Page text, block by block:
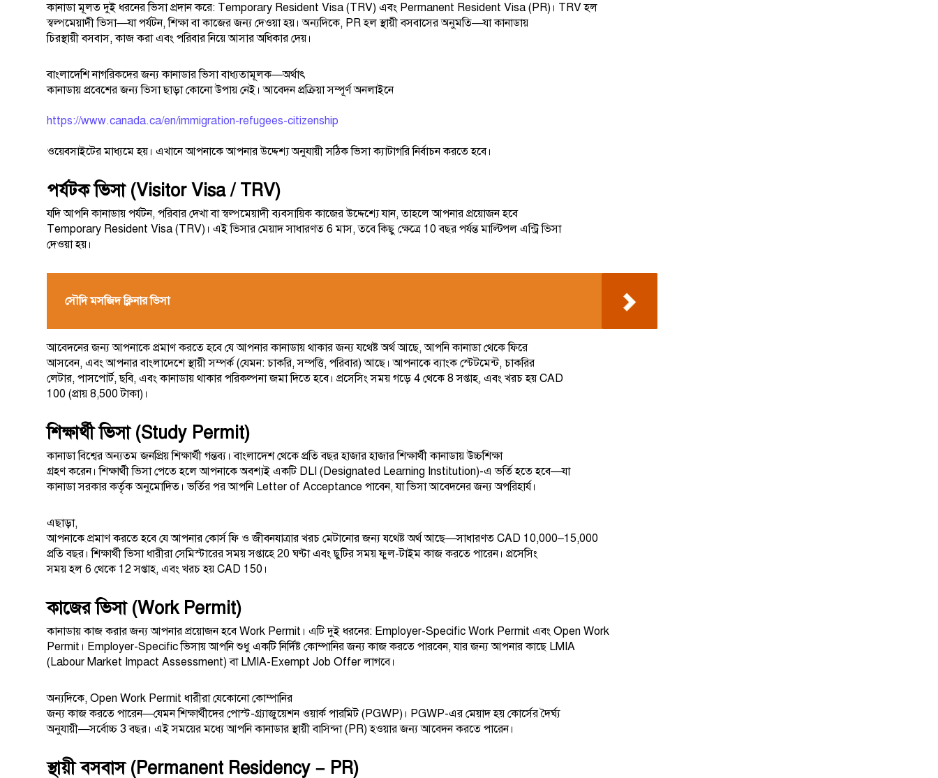
কানাডা মূলত দুই ধরনের ভিসা প্রদান করে: Temporary Resident Visa (TRV) এবং Permanent Resident Visa (PR)। TRV হল
স্বল্পমেয়াদী ভিসা—যা পর্যটন, শিক্ষা বা কাজের জন্য দেওয়া হয়। অন্যদিকে, PR হল স্থায়ী বসবাসের অনুমতি—যা কানাডায়
চিরস্থায়ী বসবাস, কাজ করা এবং পরিবার নিয়ে আসার অধিকার দেয়।
বাংলাদেশি নাগরিকদের জন্য কানাডার ভিসা বাধ্যতামূলক—অর্থাৎ
কানাডায় প্রবেশের জন্য ভিসা ছাড়া কোনো উপায় নেই। আবেদন প্রক্রিয়া সম্পূর্ণ অনলাইনে
https://www.canada.ca/en/immigration-refugees-citizenship
ওয়েবসাইটের মাধ্যমে হয়। এখানে আপনাকে আপনার উদ্দেশ্য অনুযায়ী সঠিক ভিসা ক্যাটাগরি নির্বাচন করতে হবে।
পর্যটক ভিসা (Visitor Visa / TRV)
যদি আপনি কানাডায় পর্যটন, পরিবার দেখা বা স্বল্পমেয়াদী ব্যবসায়িক কাজের উদ্দেশ্যে যান, তাহলে আপনার প্রয়োজন হবে
Temporary Resident Visa (TRV)। এই ভিসার মেয়াদ সাধারণত 6 মাস, তবে কিছু ক্ষেত্রে 10 বছর পর্যন্ত মাল্টিপল এন্ট্রি ভিসা
দেওয়া হয়।
সৌদি মসজিদ ক্লিনার ভিসা
আবেদনের জন্য আপনাকে প্রমাণ করতে হবে যে আপনার কানাডায় থাকার জন্য যথেষ্ট অর্থ আছে, আপনি কানাডা থেকে ফিরে
আসবেন, এবং আপনার বাংলাদেশে স্থায়ী সম্পর্ক (যেমন: চাকরি, সম্পত্তি, পরিবার) আছে। আপনাকে ব্যাংক স্টেটমেন্ট, চাকরির
লেটার, পাসপোর্ট, ছবি, এবং কানাডায় থাকার পরিকল্পনা জমা দিতে হবে। প্রসেসিং সময় গড়ে 4 থেকে 8 সপ্তাহ, এবং খরচ হয় CAD
100 (প্রায় 8,500 টাকা)।
শিক্ষার্থী ভিসা (Study Permit)
কানাডা বিশ্বের অন্যতম জনপ্রিয় শিক্ষার্থী গন্তব্য। বাংলাদেশ থেকে প্রতি বছর হাজার হাজার শিক্ষার্থী কানাডায় উচ্চশিক্ষা
গ্রহণ করেন। শিক্ষার্থী ভিসা পেতে হলে আপনাকে অবশ্যই একটি DLI (Designated Learning Institution)-এ ভর্তি হতে হবে—যা
কানাডা সরকার কর্তৃক অনুমোদিত। ভর্তির পর আপনি Letter of Acceptance পাবেন, যা ভিসা আবেদনের জন্য অপরিহার্য।
এছাড়া,
আপনাকে প্রমাণ করতে হবে যে আপনার কোর্স ফি ও জীবনযাত্রার খরচ মেটানোর জন্য যথেষ্ট অর্থ আছে—সাধারণত CAD 10,000–15,000
প্রতি বছর। শিক্ষার্থী ভিসা ধারীরা সেমিস্টারের সময় সপ্তাহে 20 ঘণ্টা এবং ছুটির সময় ফুল-টাইম কাজ করতে পারেন। প্রসেসিং
সময় হল 6 থেকে 12 সপ্তাহ, এবং খরচ হয় CAD 150।
কাজের ভিসা (Work Permit)
কানাডায় কাজ করার জন্য আপনার প্রয়োজন হবে Work Permit। এটি দুই ধরনের: Employer-Specific Work Permit এবং Open Work
Permit। Employer-Specific ভিসায় আপনি শুধু একটি নির্দিষ্ট কোম্পানির জন্য কাজ করতে পারবেন, যার জন্য আপনার কাছে LMIA
(Labour Market Impact Assessment) বা LMIA-Exempt Job Offer লাগবে।
অন্যদিকে, Open Work Permit ধারীরা যেকোনো কোম্পানির
জন্য কাজ করতে পারেন—যেমন শিক্ষার্থীদের পোস্ট-গ্র্যাজুয়েশন ওয়ার্ক পারমিট (PGWP)। PGWP-এর মেয়াদ হয় কোর্সের দৈর্ঘ্য
অনুযায়ী—সর্বোচ্চ 3 বছর। এই সময়ের মধ্যে আপনি কানাডার স্থায়ী বাসিন্দা (PR) হওয়ার জন্য আবেদন করতে পারেন।
স্থায়ী বসবাস (Permanent Residency – PR)